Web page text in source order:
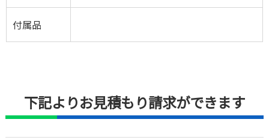
付属品
下記よりお見積もり請求ができます